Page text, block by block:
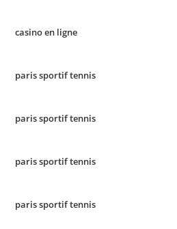
casino en ligne
paris sportif tennis
paris sportif tennis
paris sportif tennis
paris sportif tennis